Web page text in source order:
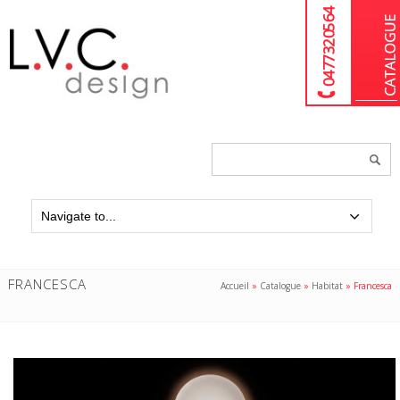
04 77 32 05 64
FRANCESCA Accueil » Catalogue » Habitat » Francesca